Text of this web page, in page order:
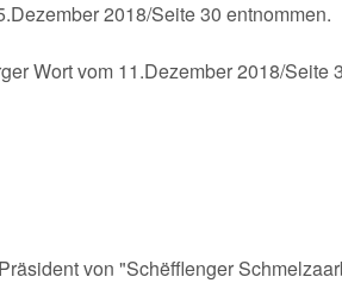
2018/Seite 30 entnommen.
Wort vom 11.Dezember 2018/Seite
von "Schëfflenger